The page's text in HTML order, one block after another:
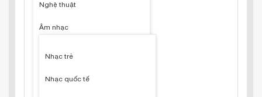
Nghệ thuật
Âm nhạc
Nhạc trẻ
Nhạc quốc tế